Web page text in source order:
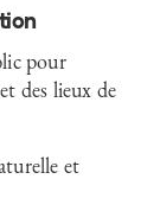
pour
des lieux de
et